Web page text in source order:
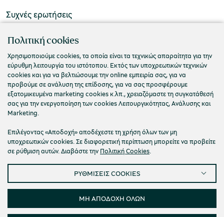
Συχνές ερωτήσεις
Επικοινωνήστε μαζί μας
© 2026 Πολιτιστικό Ίδρυμα Ομίλου Πειραιώς
Πολιτική Απορρήτου Όροι Χρήσης
Cookies
Ρυθμίσεις Cookies
Προσβασιμότητα
Πολιτική cookies
Χρησιμοποιούμε cookies, τα οποία είναι τα τεχνικώς απαραίτητα για την
εύρυθμη λειτουργία του ιστότοπου. Εκτός των υποχρεωτικών τεχνικών
cookies και για να βελτιώσουμε την online εμπειρία σας, για να
προβούμε σε ανάλυση της επίδοσης, για να σας προσφέρουμε
εξατομικευμένα marketing cookies κ.λπ., χρειαζόμαστε τη συγκατάθεσή
σας για την ενεργοποίηση των cookies Λειτουργικότητας, Ανάλυσης και
Marketing.
Επιλέγοντας «Αποδοχή» αποδέχεστε τη χρήση όλων των μη
υποχρεωτικών cookies. Σε διαφορετική περίπτωση μπορείτε να προβείτε
σε ρύθμιση αυτών. Διαβάστε την Πολιτική Cookies.
ΡΥΘΜΙΣΕΙΣ COOKIES
ΜΗ ΑΠΟΔΟΧΗ ΟΛΩΝ